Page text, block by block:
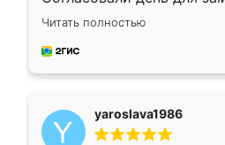
недели кухня была уже
довольны работой.
мебель за качественную
Читать полностью
yaroslava1986